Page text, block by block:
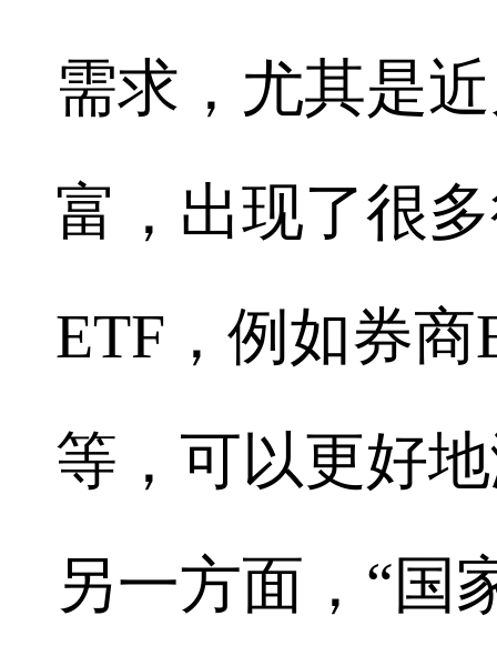
需求，尤其是
富，出现了很
ETF，例如券
等，可以更好
另一方面，“国